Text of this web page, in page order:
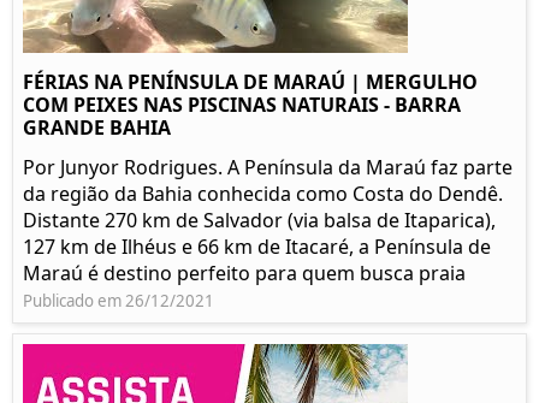
FÉRIAS NA PENÍNSULA DE MARAÚ | MERGULHO
COM PEIXES NAS PISCINAS NATURAIS - BARRA
GRANDE BAHIA
Por Junyor Rodrigues. A Península da Maraú faz parte
da região da Bahia conhecida como Costa do Dendê.
Distante 270 km de Salvador (via balsa de Itaparica),
127 km de Ilhéus e 66 km de Itacaré, a Península de
Maraú é destino perfeito para quem busca praia
Publicado em 26/12/2021